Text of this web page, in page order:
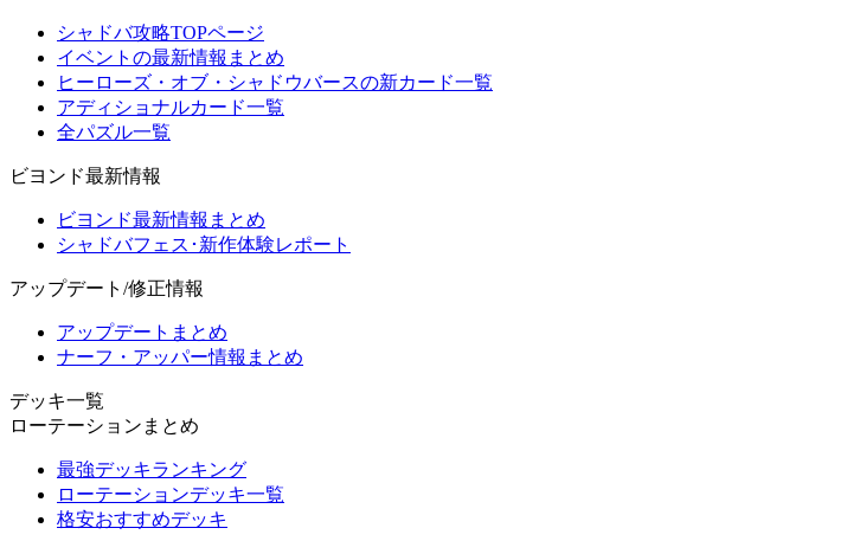
シャドバ攻略TOPページ
イベントの最新情報まとめ
ヒーローズ・オブ・シャドウバースの新カード一覧
アディショナルカード一覧
全パズル一覧
ビヨンド最新情報
ビヨンド最新情報まとめ
シャドバフェス･新作体験レポート
アップデート/修正情報
アップデートまとめ
ナーフ・アッパー情報まとめ
デッキ一覧
ローテーションまとめ
最強デッキランキング
ローテーションデッキ一覧
格安おすすめデッキ